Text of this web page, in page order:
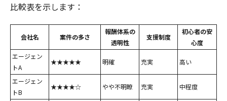
比較表を示します：
会社名 案件の多さ
報酬体系の
透明性
支援制度
初心者の安
心度
エージェン
トA
★★★★★ 明確 充実 高い
エージェン
トB
★★★★☆ やや不明瞭 充実 中程度